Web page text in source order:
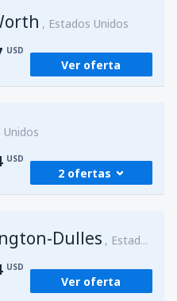
Estados Unidos
USD
Ver oferta
Unidos
USD
2 ofertas
Munoz Marín (SJU)
Dulles Estados Unidos
USD
Ver oferta